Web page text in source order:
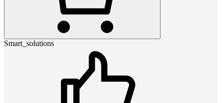
Smart_solutions